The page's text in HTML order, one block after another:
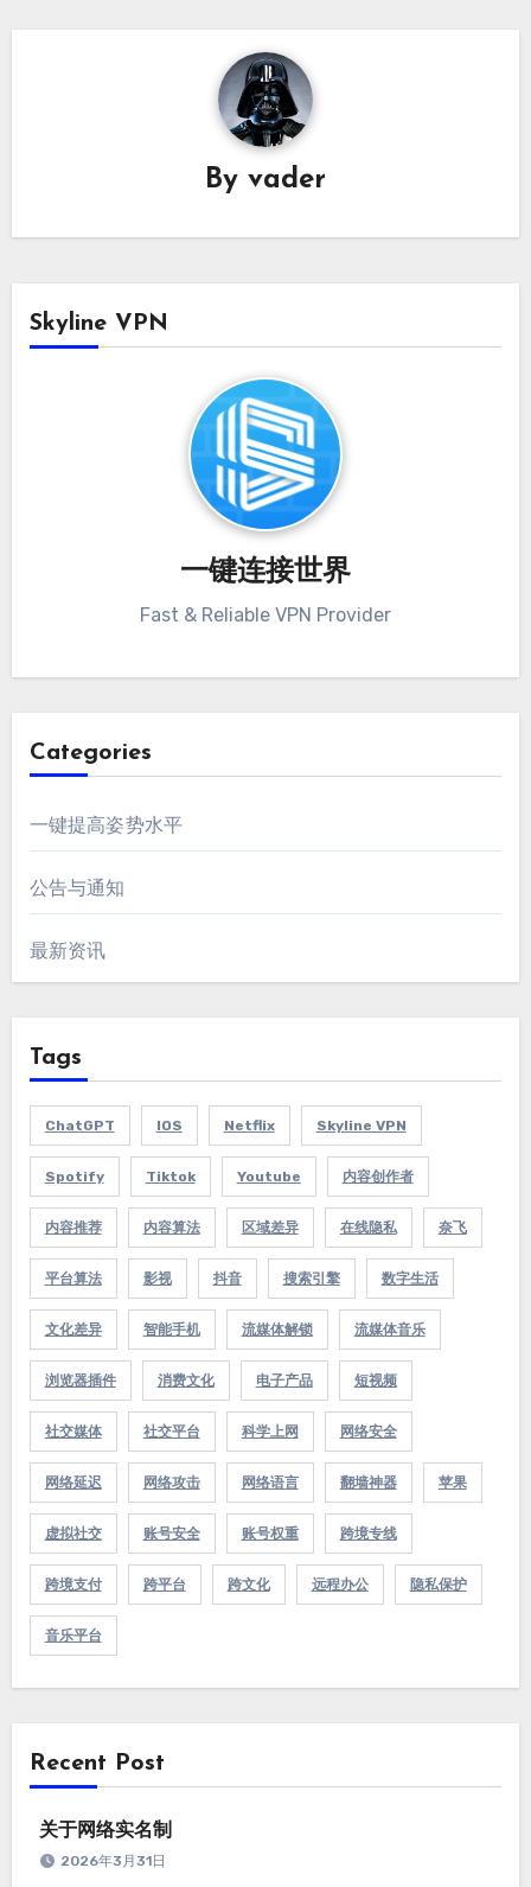
By vader
Skyline VPN
一键连接世界
Fast & Reliable VPN Provider
Categories
一键提高姿势水平
公告与通知
最新资讯
Tags
ChatGPT IOS Netflix Skyline VPN
Spotify Tiktok Youtube 内容创作者
内容推荐 内容算法 区域差异 在线隐私 奈飞
平台算法 影视 抖音 搜索引擎 数字生活
文化差异 智能手机 流媒体解锁 流媒体音乐
浏览器插件 消费文化 电子产品 短视频
社交媒体 社交平台 科学上网 网络安全
网络延迟 网络攻击 网络语言 翻墙神器 苹果
虚拟社交 账号安全 账号权重 跨境专线
跨境支付 跨平台 跨文化 远程办公 隐私保护
音乐平台
Recent Post
关于网络实名制
2026年3月31日